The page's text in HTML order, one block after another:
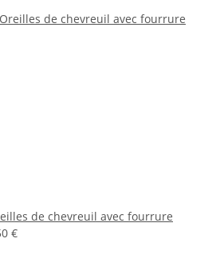
de chevreuil avec fourrure
€